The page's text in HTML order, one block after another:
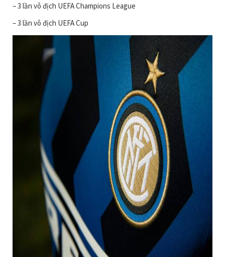
– 3 lần vô địch UEFA Champions League
– 3 lần vô địch UEFA Cup